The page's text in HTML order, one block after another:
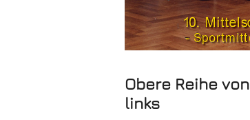
Obere Reihe von
links